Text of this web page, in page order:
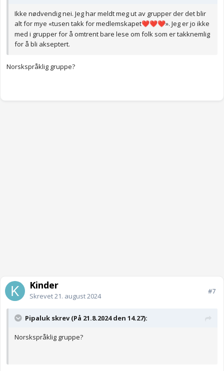
Ikke nødvendig nei. Jeg har meldt meg ut av grupper der det blir
alt for mye «tusen takk for medlemskapet❤️❤️❤️». Jeg er jo ikke
med i grupper for å omtrent bare lese om folk som er takknemlig
for å bli akseptert.
Norskspråklig gruppe?
Kinder
Skrevet21. august 2024
#7
Pipaluk skrev (På 21.8.2024 den 14.27):
Norskspråklig gruppe?